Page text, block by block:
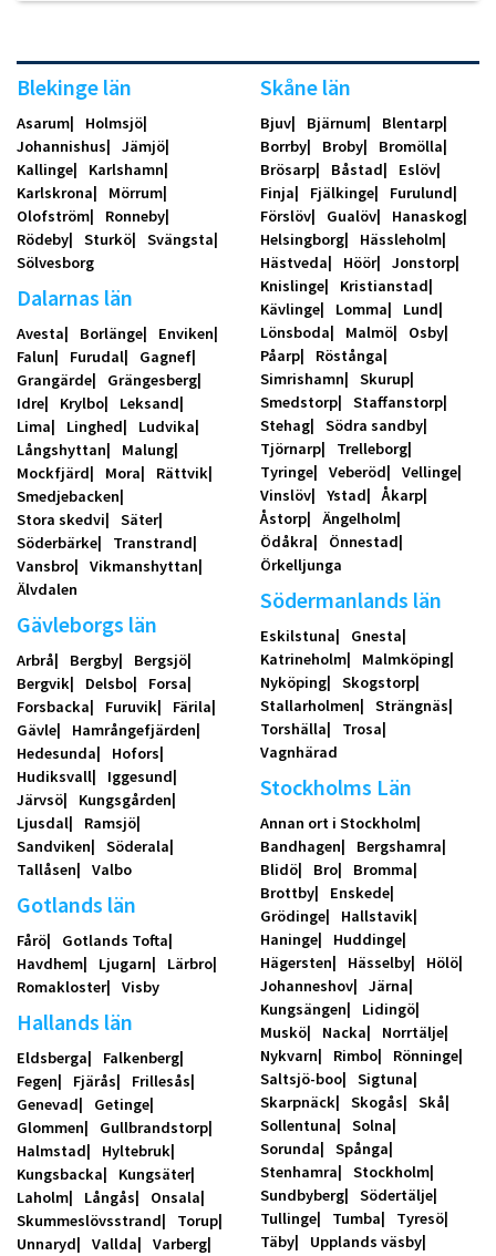
Blekinge län
Asarum
Holmsjö
Johannishus
Jämjö
Kallinge
Karlshamn
Karlskrona
Mörrum
Olofström
Ronneby
Rödeby
Sturkö
Svängsta
Sölvesborg
Dalarnas län
Avesta Borlänge
Enviken
Falun
Furudal
Gagnef
Grangärde
Grängesberg
Idre
Krylbo
Leksand
Lima
Linghed
Ludvika
Långshyttan
Malung
Mockfjärd
Mora
Rättvik
Smedjebacken
Stora skedvi
Säter
Söderbärke
Transtrand
Vansbro
Vikmanshyttan
Älvdalen
Gävleborgs län
Arbrå Bergby
Bergsjö
Bergvik
Delsbo
Forsa
Forsbacka
Furuvik
Färila
Gävle
Hamrångefjärden
Hedesunda
Hofors
Hudiksvall
Iggesund
Järvsö
Kungsgården
Ljusdal
Ramsjö
Sandviken
Söderala
Tallåsen
Valbo
Gotlands län
Fårö
Gotlands Tofta
Havdhem
Ljugarn
Lärbro
Romakloster
Visby
Hallands län
Eldsberga
Falkenberg
Fegen
Fjärås
Frillesås
Genevad
Getinge
Glommen
Gullbrandstorp
Halmstad
Hyltebruk
Kungsbacka
Kungsäter
Laholm
Långås
Onsala
Skummeslövsstrand
Torup
Unnaryd
Vallda Varberg
Skåne län
Bjuv Bjärnum
Blentarp
Borrby
Broby
Bromölla
Brösarp
Båstad
Eslöv
Finja
Fjälkinge
Furulund
Förslöv
Gualöv
Hanaskog
Helsingborg
Hässleholm
Hästveda
Höör
Jonstorp
Knislinge
Kristianstad
Kävlinge
Lomma
Lund
Lönsboda
Malmö
Osby
Påarp
Röstånga
Simrishamn
Skurup
Smedstorp
Staffanstorp
Stehag
Södra sandby
Tjörnarp
Trelleborg
Tyringe
Veberöd
Vellinge
Vinslöv
Ystad
Åkarp
Åstorp
Ängelholm
Ödåkra
Önnestad
Örkelljunga
Södermanlands län
Eskilstuna
Gnesta
Katrineholm
Malmköping
Nyköping
Skogstorp
Stallarholmen
Strängnäs
Torshälla
Trosa
Vagnhärad
Stockholms Län
Annan ort i Stockholm
Bandhagen
Bergshamra
Blidö
Bro
Bromma
Brottby
Enskede
Grödinge
Hallstavik
Haninge
Huddinge
Hägersten
Hässelby
Hölö
Johanneshov
Järna
Kungsängen
Lidingö
Muskö
Nacka
Norrtälje
Nykvarn
Rimbo
Rönninge
Saltsjö-boo
Sigtuna
Skarpnäck
Skogås
Skå
Sollentuna
Solna
Sorunda
Spånga
Stenhamra
Stockholm
Sundbyberg
Södertälje
Tullinge
Tumba
Tyresö
Täby
Upplands väsby